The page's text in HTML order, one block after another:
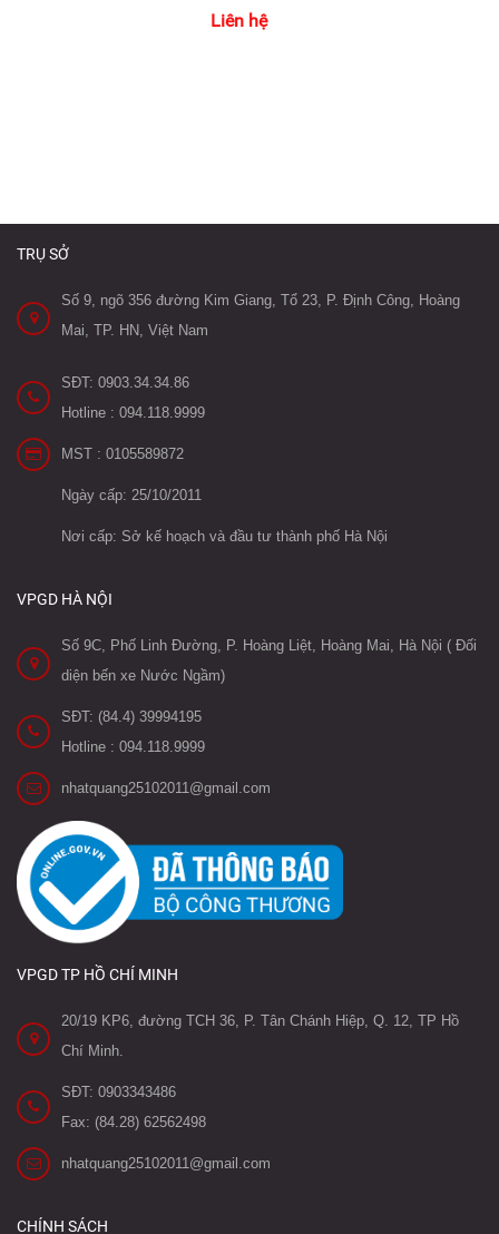
Liên hệ
TRỤ SỞ
Số 9, ngõ 356 đường Kim Giang, Tổ 23, P. Định Công, Hoàng
Mai, TP. HN, Việt Nam
SĐT: 0903.34.34.86
Hotline : 094.118.9999
MST : 0105589872
Ngày cấp: 25/10/2011
Nơi cấp: Sở kế hoạch và đầu tư thành phố Hà Nội
VPGD HÀ NỘI
Số 9C, Phố Linh Đường, P. Hoàng Liệt, Hoàng Mai, Hà Nội ( Đối
diện bến xe Nước Ngầm)
SĐT: (84.4) 39994195
Hotline : 094.118.9999
nhatquang25102011@gmail.com
VPGD TP HỒ CHÍ MINH
20/19 KP6, đường TCH 36, P. Tân Chánh Hiệp, Q. 12, TP Hồ
Chí Minh.
SĐT: 0903343486
Fax: (84.28) 62562498
nhatquang25102011@gmail.com
CHÍNH SÁCH